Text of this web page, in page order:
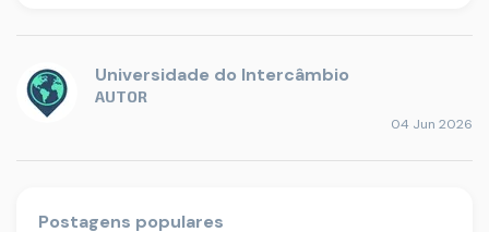
Universidade do Intercâmbio
AUTOR
04 Jun 2026
Postagens populares